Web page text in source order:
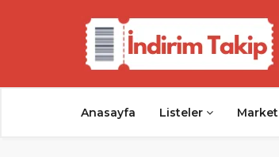
Anasayfa Listeler Market